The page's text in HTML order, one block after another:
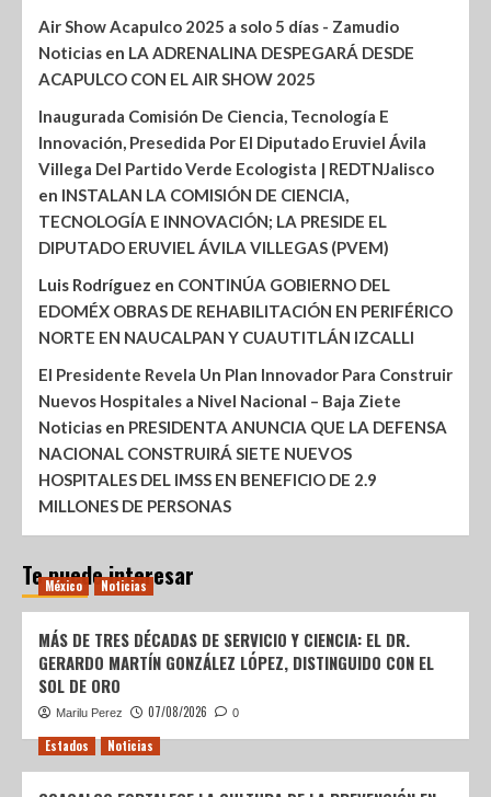
Air Show Acapulco 2025 a solo 5 días - Zamudio
Noticias en LA ADRENALINA DESPEGARÁ DESDE
ACAPULCO CON EL AIR SHOW 2025
Inaugurada Comisión De Ciencia, Tecnología E
Innovación, Presedida Por El Diputado Eruviel Ávila
Villega Del Partido Verde Ecologista | REDTNJalisco
en INSTALAN LA COMISIÓN DE CIENCIA,
TECNOLOGÍA E INNOVACIÓN; LA PRESIDE EL
DIPUTADO ERUVIEL ÁVILA VILLEGAS (PVEM)
Luis Rodríguez en CONTINÚA GOBIERNO DEL
EDOMÉX OBRAS DE REHABILITACIÓN EN PERIFÉRICO
NORTE EN NAUCALPAN Y CUAUTITLÁN IZCALLI
El Presidente Revela Un Plan Innovador Para Construir
Nuevos Hospitales a Nivel Nacional – Baja Ziete
Noticias en PRESIDENTA ANUNCIA QUE LA DEFENSA
NACIONAL CONSTRUIRÁ SIETE NUEVOS
HOSPITALES DEL IMSS EN BENEFICIO DE 2.9
MILLONES DE PERSONAS
Te puede interesar
México Noticias
MÁS DE TRES DÉCADAS DE SERVICIO Y CIENCIA: EL DR.
GERARDO MARTÍN GONZÁLEZ LÓPEZ, DISTINGUIDO CON EL
SOL DE ORO
Marilu Perez 07/08/2026 0
Estados Noticias